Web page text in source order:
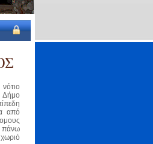
νότιο
από